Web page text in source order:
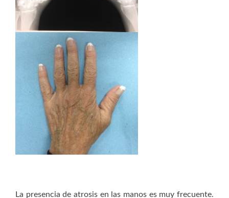
La presencia de atrosis en las manos es muy frecuente.